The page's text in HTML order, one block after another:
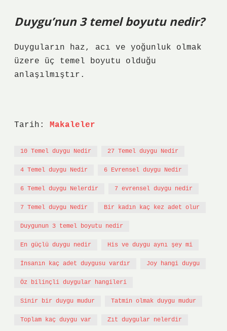
Duygu’nun 3 temel boyutu nedir?
Duyguların haz, acı ve yoğunluk olmak
üzere üç temel boyutu olduğu
anlaşılmıştır.
Tarih: Makaleler
10 Temel duygu Nedir 27 Temel duygu Nedir
4 Temel duygu Nedir 6 Evrensel duygu Nedir
6 Temel duygu Nelerdir 7 evrensel duygu nedir
7 Temel duygu Nedir Bir kadın kaç kez adet olur
Duygunun 3 temel boyutu nedir
En güçlü duygu nedir His ve duygu aynı şey mi
İnsanın kaç adet duygusu vardır Joy hangi duygu
Öz bilinçli duygular hangileri
Sinir bir duygu mudur Tatmin olmak duygu mudur
Toplam kaç duygu var Zıt duygular nelerdir